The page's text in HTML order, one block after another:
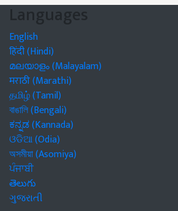
Languages
English
हिंदी (Hindi)
മലയാളം (Malayalam)
मराठी (Marathi)
தமிழ் (Tamil)
বাঙালি (Bengali)
ಕನ್ನಡ (Kannada)
ଓଡିଆ (Odia)
অসমীয়া (Asomiya)
ਪੰਜਾਬੀ
తెలుగు
ગુજરાતી